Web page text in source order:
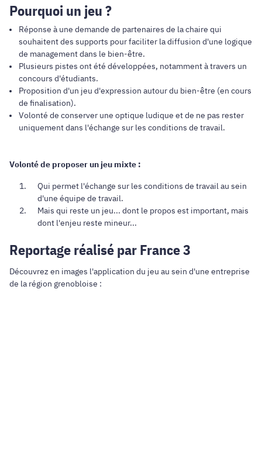
Pourquoi un jeu ?
Réponse à une demande de partenaires de la chaire qui
souhaitent des supports pour faciliter la diffusion d'une logique
de management dans le bien-être.
Plusieurs pistes ont été développées, notamment à travers un
concours d'étudiants.
Proposition d'un jeu d'expression autour du bien-être (en cours
de finalisation).
Volonté de conserver une optique ludique et de ne pas rester
uniquement dans l'échange sur les conditions de travail.
Volonté de proposer un jeu mixte :
Qui permet l'échange sur les conditions de travail au sein
d'une équipe de travail.
Mais qui reste un jeu... dont le propos est important, mais
dont l'enjeu reste mineur...
Reportage réalisé par France 3
Découvrez en images l'application du jeu au sein d'une entreprise
de la région grenobloise :